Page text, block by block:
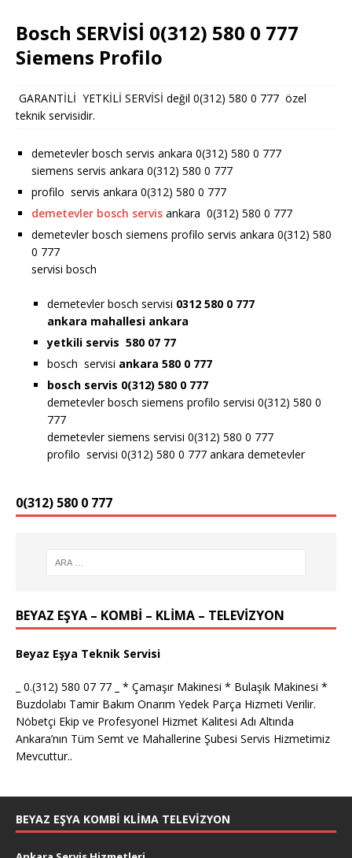
Bosch SERVİSİ 0(312) 580 0 777
Siemens Profilo
GARANTİLİ YETKİLİ SERVİSİ değil 0(312) 580 0 777 özel
teknik servisidir.
demetevler bosch servis ankara 0(312) 580 0 777
siemens servis ankara 0(312) 580 0 777
profilo servis ankara 0(312) 580 0 777
demetevler bosch servis ankara 0(312) 580 0 777
demetevler bosch siemens profilo servis ankara 0(312) 580
0 777
servisi bosch
demetevler bosch servisi 0312 580 0 777
ankara mahallesi ankara
yetkili servis 580 07 77
bosch servisi ankara 580 0 777
bosch servis 0(312) 580 0 777
demetevler bosch siemens profilo servisi 0(312) 580 0
777
demetevler siemens servisi 0(312) 580 0 777
profilo servisi 0(312) 580 0 777 ankara demetevler
0(312) 580 0 777
BEYAZ EŞYA – KOMBİ – KLİMA – TELEVİZYON
Beyaz Eşya Teknik Servisi
_ 0.(312) 580 07 77 _ * Çamaşır Makinesi * Bulaşık Makinesi *
Buzdolabı Tamir Bakım Onarım Yedek Parça Hizmeti Verilir.
Nöbetçi Ekip ve Profesyonel Hizmet Kalitesi Adı Altında
Ankara’nın Tüm Semt ve Mahallerine Şubesi Servis Hizmetimiz
Mevcuttur..
BEYAZ EŞYA KOMBI KLIMA TELEVIZYON